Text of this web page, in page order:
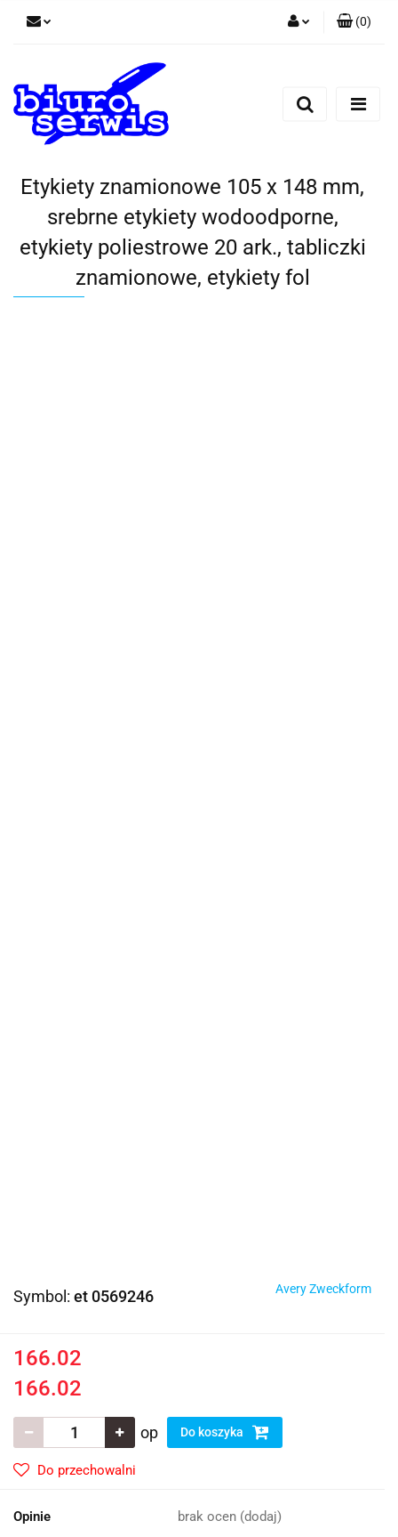
Zarejestruj się
(0)
Etykiety znamionowe 105 x 148 mm,
srebrne etykiety wodoodporne,
etykiety poliestrowe 20 ark., tabliczki
znamionowe, etykiety fol
Symbol: et 0569246 Avery Zweckform
166.02
166.02
op Do koszyka
Do przechowalni
Opinie brak ocen (dodaj)